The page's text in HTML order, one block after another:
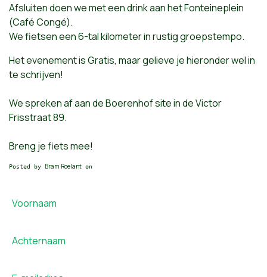
Afsluiten doen we met een drink aan het Fonteineplein
(Café Congé).
We fietsen een 6-tal kilometer in rustig groepstempo.
Het evenement is Gratis, maar gelieve je hieronder wel in
te schrijven!
We spreken af aan de Boerenhof site in de Victor
Frisstraat 89.
Breng je fiets mee!
Posted by Bram Roelant on
Voornaam
Achternaam